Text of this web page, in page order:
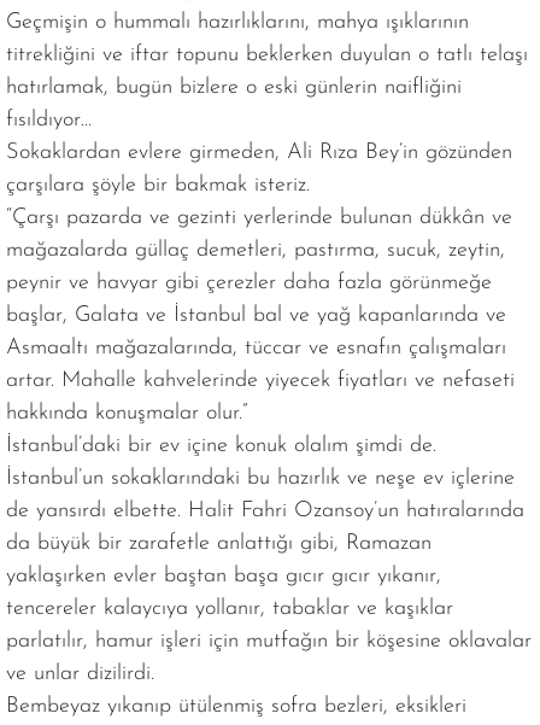
Geçmişin o hummalı hazırlıklarını, mahya ışıklarının
titrekliğini ve iftar topunu beklerken duyulan o tatlı telaşı
hatırlamak, bugün bizlere o eski günlerin naifliğini
fısıldıyor…
Sokaklardan evlere girmeden, Ali Rıza Bey’in gözünden
çarşılara şöyle bir bakmak isteriz.
“Çarşı pazarda ve gezinti yerlerinde bulunan dükkân ve
mağazalarda güllaç demetleri, pastırma, sucuk, zeytin,
peynir ve havyar gibi çerezler daha fazla görünmeğe
başlar, Galata ve İstanbul bal ve yağ kapanlarında ve
Asmaaltı mağazalarında, tüccar ve esnafın çalışmaları
artar. Mahalle kahvelerinde yiyecek fiyatları ve nefaseti
hakkında konuşmalar olur.”
İstanbul’daki bir ev içine konuk olalım şimdi de.
İstanbul’un sokaklarındaki bu hazırlık ve neşe ev içlerine
de yansırdı elbette. Halit Fahri Ozansoy’un hatıralarında
da büyük bir zarafetle anlattığı gibi, Ramazan
yaklaşırken evler baştan başa gıcır gıcır yıkanır,
tencereler kalaycıya yollanır, tabaklar ve kaşıklar
parlatılır, hamur işleri için mutfağın bir köşesine oklavalar
ve unlar dizilirdi.
Bembeyaz yıkanıp ütülenmiş sofra bezleri, eksikleri